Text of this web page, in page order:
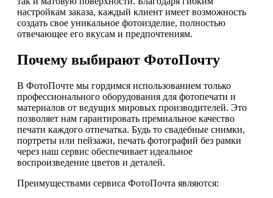
настройкам заказа, каждый клиент имеет возможность
создать свое уникальное фотоизделие, полностью
отвечающее его вкусам и предпочтениям.
Почему выбирают ФотоПочту
В ФотоПочте мы гордимся использованием только
профессионального оборудования для фотопечати и
материалов от ведущих мировых производителей. Это
позволяет нам гарантировать премиальное качество
печати каждого отпечатка. Будь то свадебные снимки,
портреты или пейзажи, печать фотографий без рамки
через наш сервис обеспечивает идеальное
воспроизведение цветов и деталей.
Преимуществами сервиса ФотоПочта являются: